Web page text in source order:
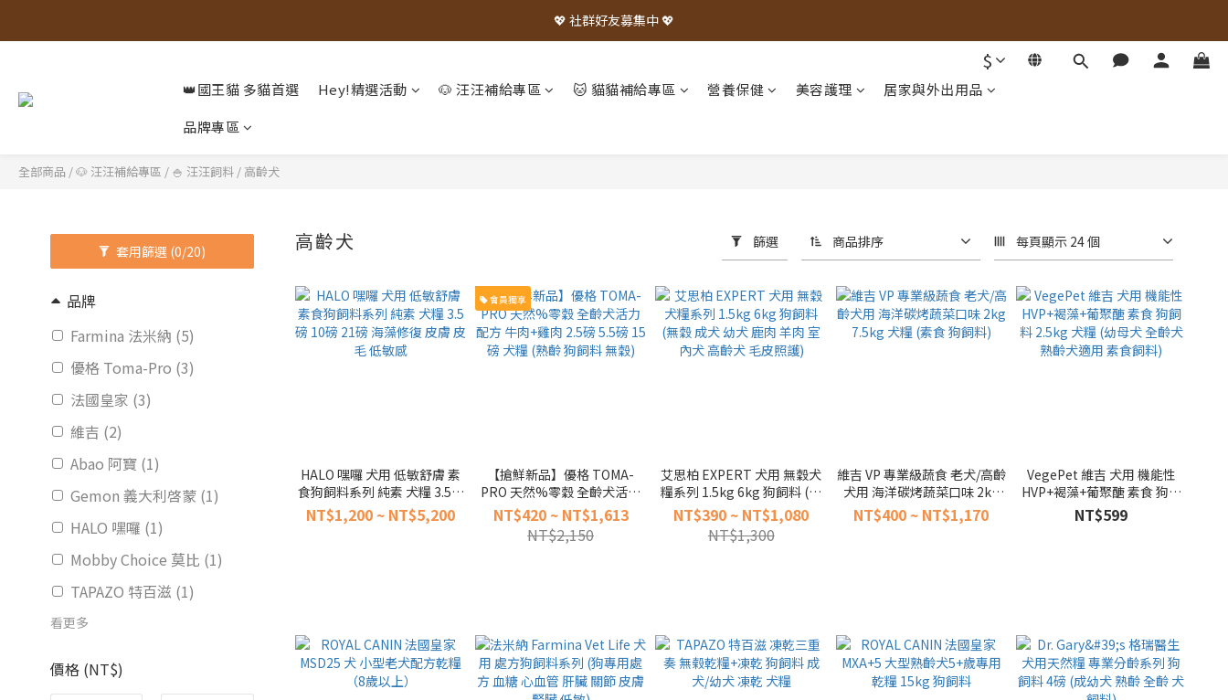
💖 社群好友募集中 💖
$
👑國王貓 多貓首選 Hey!精選活動 🐶 汪汪補給專區 🐱 貓貓補給專區 營養保健 美容護理
居家與外出用品
品牌專區
全部商品 /🐶 汪汪補給專區 / 🍚 汪汪飼料 / 高齡犬
套用篩選 (0/20)
品牌
Farmina 法米納 (5)
優格 Toma-Pro (3)
法國皇家 (3)
維吉 (2)
Abao 阿寶 (1)
Gemon 義大利啓蒙 (1)
HALO 嘿囉 (1)
Mobby Choice 莫比 (1)
TAPAZO 特百滋 (1)
看更多
價格 (NT$)
高齡犬 篩選 商品排序 每頁顯示 24 個
HALO 嘿囉 犬用 低敏舒膚 素
食狗飼料系列 純素 犬糧 3.5磅
10磅 21磅 海藻修復 皮膚 皮毛
低敏感
NT$1,200 ~ NT$5,200
會員獨享
【搶鮮新品】優格 TOMA-
PRO 天然%零穀 全齡犬活力
配方 牛肉+雞肉 2.5磅 5.5磅 15
磅 犬糧 (熟齡 狗飼料 無穀)
NT$420 ~ NT$1,613
NT$2,150
艾思柏 EXPERT 犬用 無穀犬
糧系列 1.5kg 6kg 狗飼料 (無
穀 成犬 幼犬 鹿肉 羊肉 室內犬
高齡犬 毛皮照護)
NT$390 ~ NT$1,080
NT$1,300
維吉 VP 專業級蔬食 老犬/高齡
犬用 海洋碳烤蔬菜口味 2kg
7.5kg 犬糧 (素食 狗飼料)
NT$400 ~ NT$1,170
VegePet 維吉 犬用 機能性
HVP+褐藻+葡聚醣 素食 狗飼
料 2.5kg 犬糧 (幼母犬 全齡犬
熟齡犬適用 素食飼料)
NT$599